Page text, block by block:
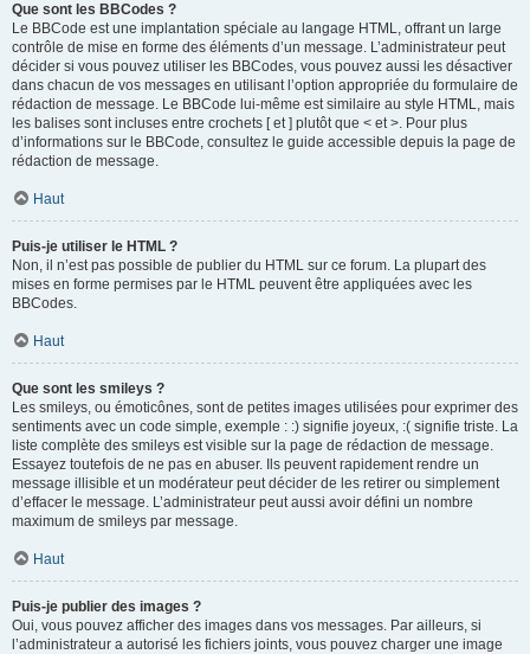
Que sont les BBCodes ?
Le BBCode est une implantation spéciale au langage HTML, offrant un large
contrôle de mise en forme des éléments d’un message. L’administrateur peut
décider si vous pouvez utiliser les BBCodes, vous pouvez aussi les désactiver
dans chacun de vos messages en utilisant l’option appropriée du formulaire de
rédaction de message. Le BBCode lui-même est similaire au style HTML, mais
les balises sont incluses entre crochets [ et ] plutôt que < et >. Pour plus
d’informations sur le BBCode, consultez le guide accessible depuis la page de
rédaction de message.
Haut
Puis-je utiliser le HTML ?
Non, il n’est pas possible de publier du HTML sur ce forum. La plupart des
mises en forme permises par le HTML peuvent être appliquées avec les
BBCodes.
Haut
Que sont les smileys ?
Les smileys, ou émoticônes, sont de petites images utilisées pour exprimer des
sentiments avec un code simple, exemple : :) signifie joyeux, :( signifie triste. La
liste complète des smileys est visible sur la page de rédaction de message.
Essayez toutefois de ne pas en abuser. Ils peuvent rapidement rendre un
message illisible et un modérateur peut décider de les retirer ou simplement
d’effacer le message. L’administrateur peut aussi avoir défini un nombre
maximum de smileys par message.
Haut
Puis-je publier des images ?
Oui, vous pouvez afficher des images dans vos messages. Par ailleurs, si
l’administrateur a autorisé les fichiers joints, vous pouvez charger une image